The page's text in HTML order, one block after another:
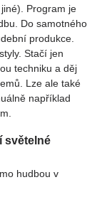
Program je
Do samotného
produkce.
Stačí jen
techniku a děj
Lze ale také
například
světelné
hudbou v